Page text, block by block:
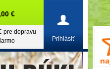
Prihlásiť
€
pre dopravu